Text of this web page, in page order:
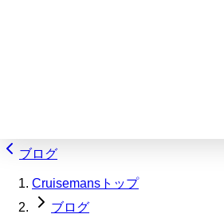
ブログ
Cruisemansトップ
ブログ